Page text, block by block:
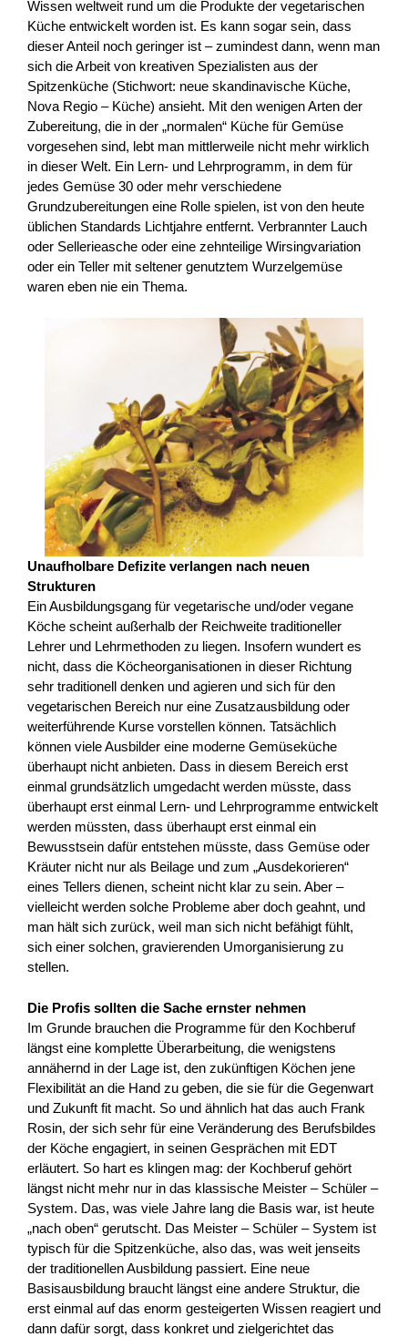
Wissen weltweit rund um die Produkte der vegetarischen
Küche entwickelt worden ist. Es kann sogar sein, dass
dieser Anteil noch geringer ist – zumindest dann, wenn man
sich die Arbeit von kreativen Spezialisten aus der
Spitzenküche (Stichwort: neue skandinavische Küche,
Nova Regio – Küche) ansieht. Mit den wenigen Arten der
Zubereitung, die in der „normalen“ Küche für Gemüse
vorgesehen sind, lebt man mittlerweile nicht mehr wirklich
in dieser Welt. Ein Lern- und Lehrprogramm, in dem für
jedes Gemüse 30 oder mehr verschiedene
Grundzubereitungen eine Rolle spielen, ist von den heute
üblichen Standards Lichtjahre entfernt. Verbrannter Lauch
oder Sellerieasche oder eine zehnteilige Wirsingvariation
oder ein Teller mit seltener genutztem Wurzelgemüse
waren eben nie ein Thema.
Unaufholbare Defizite verlangen nach neuen
Strukturen
Ein Ausbildungsgang für vegetarische und/oder vegane
Köche scheint außerhalb der Reichweite traditioneller
Lehrer und Lehrmethoden zu liegen. Insofern wundert es
nicht, dass die Köcheorganisationen in dieser Richtung
sehr traditionell denken und agieren und sich für den
vegetarischen Bereich nur eine Zusatzausbildung oder
weiterführende Kurse vorstellen können. Tatsächlich
können viele Ausbilder eine moderne Gemüseküche
überhaupt nicht anbieten. Dass in diesem Bereich erst
einmal grundsätzlich umgedacht werden müsste, dass
überhaupt erst einmal Lern- und Lehrprogramme entwickelt
werden müssten, dass überhaupt erst einmal ein
Bewusstsein dafür entstehen müsste, dass Gemüse oder
Kräuter nicht nur als Beilage und zum „Ausdekorieren“
eines Tellers dienen, scheint nicht klar zu sein. Aber –
vielleicht werden solche Probleme aber doch geahnt, und
man hält sich zurück, weil man sich nicht befähigt fühlt,
sich einer solchen, gravierenden Umorganisierung zu
stellen.
Die Profis sollten die Sache ernster nehmen
Im Grunde brauchen die Programme für den Kochberuf
längst eine komplette Überarbeitung, die wenigstens
annähernd in der Lage ist, den zukünftigen Köchen jene
Flexibilität an die Hand zu geben, die sie für die Gegenwart
und Zukunft fit macht. So und ähnlich hat das auch Frank
Rosin, der sich sehr für eine Veränderung des Berufsbildes
der Köche engagiert, in seinen Gesprächen mit EDT
erläutert. So hart es klingen mag: der Kochberuf gehört
längst nicht mehr nur in das klassische Meister – Schüler –
System. Das, was viele Jahre lang die Basis war, ist heute
„nach oben“ gerutscht. Das Meister – Schüler – System ist
typisch für die Spitzenküche, also das, was weit jenseits
der traditionellen Ausbildung passiert. Eine neue
Basisausbildung braucht längst eine andere Struktur, die
erst einmal auf das enorm gesteigerten Wissen reagiert und
dann dafür sorgt, dass konkret und zielgerichtet das